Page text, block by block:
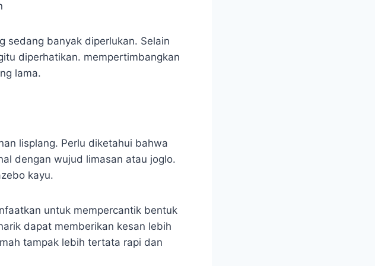
sedang banyak diperlukan. Selain
diperhatikan. mempertimbangkan
lama.
lisplang. Perlu diketahui bahwa
dengan wujud limasan atau joglo.
kayu.
untuk mempercantik bentuk
dapat memberikan kesan lebih
tampak lebih tertata rapi dan